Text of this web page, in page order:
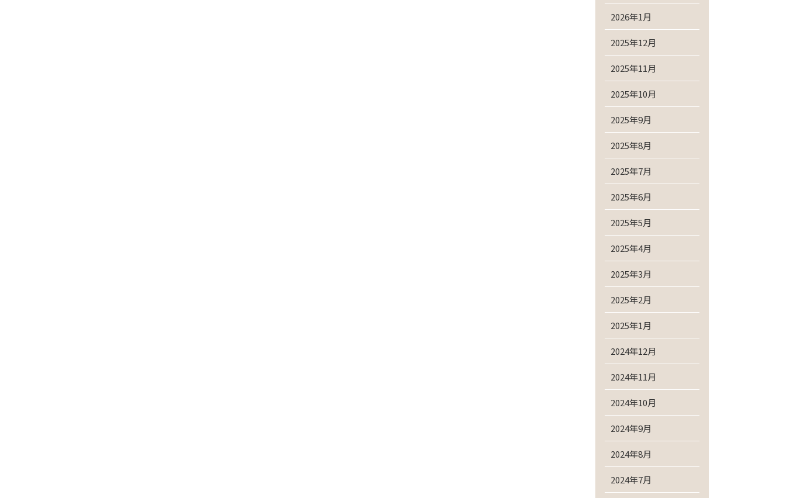
2026年1月
2025年12月
2025年11月
2025年10月
2025年9月
2025年8月
2025年7月
2025年6月
2025年5月
2025年4月
2025年3月
2025年2月
2025年1月
2024年12月
2024年11月
2024年10月
2024年9月
2024年8月
2024年7月